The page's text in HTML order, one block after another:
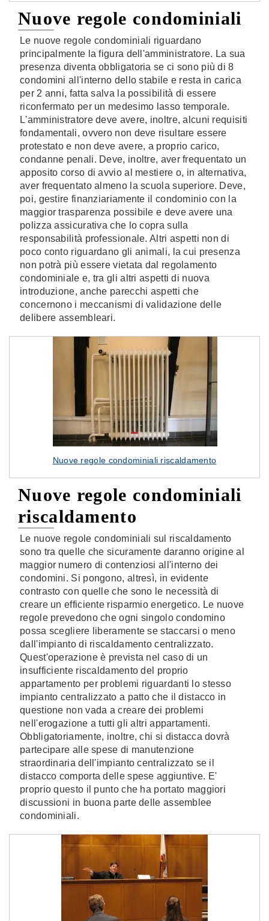
Nuove regole condominiali
Le nuove regole condominiali riguardano
principalmente la figura dell'amministratore. La sua
presenza diventa obbligatoria se ci sono più di 8
condomini all'interno dello stabile e resta in carica
per 2 anni, fatta salva la possibilità di essere
riconfermato per un medesimo lasso temporale.
L'amministratore deve avere, inoltre, alcuni requisiti
fondamentali, ovvero non deve risultare essere
protestato e non deve avere, a proprio carico,
condanne penali. Deve, inoltre, aver frequentato un
apposito corso di avvio al mestiere o, in alternativa,
aver frequentato almeno la scuola superiore. Deve,
poi, gestire finanziariamente il condominio con la
maggior trasparenza possibile e deve avere una
polizza assicurativa che lo copra sulla
responsabilità professionale. Altri aspetti non di
poco conto riguardano gli animali, la cui presenza
non potrà più essere vietata dal regolamento
condominiale e, tra gli altri aspetti di nuova
introduzione, anche parecchi aspetti che
concernono i meccanismi di validazione delle
delibere assembleari.
Nuove regole condominiali riscaldamento
Nuove regole condominiali
riscaldamento
Le nuove regole condominiali sul riscaldamento
sono tra quelle che sicuramente daranno origine al
maggior numero di contenziosi all'interno dei
condomini. Si pongono, altresì, in evidente
contrasto con quelle che sono le necessità di
creare un efficiente risparmio energetico. Le nuove
regole prevedono che ogni singolo condomino
possa scegliere liberamente se staccarsi o meno
dall'impianto di riscaldamento centralizzato.
Quest'operazione è prevista nel caso di un
insufficiente riscaldamento del proprio
appartamento per problemi riguardanti lo stesso
impianto centralizzato a patto che il distacco in
questione non vada a creare dei problemi
nell'erogazione a tutti gli altri appartamenti.
Obbligatoriamente, inoltre, chi si distacca dovrà
partecipare alle spese di manutenzione
straordinaria dell'impianto centralizzato se il
distacco comporta delle spese aggiuntive. E'
proprio questo il punto che ha portato maggiori
discussioni in buona parte delle assemblee
condominiali.